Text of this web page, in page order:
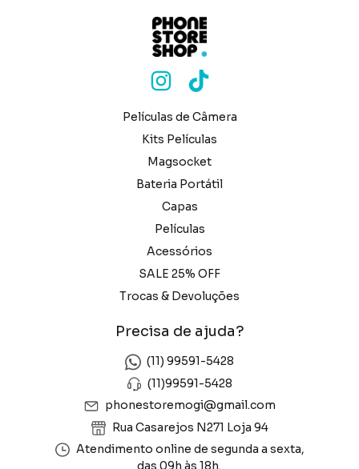
Películas de Câmera
Kits Películas
Magsocket
Bateria Portátil
Capas
Películas
Acessórios
SALE 25% OFF
Trocas & Devoluções
Precisa de ajuda?
(11) 99591-5428
(11)99591-5428
phonestoremogi@gmail.com
Rua Casarejos N271 Loja 94
Atendimento online de segunda a sexta,